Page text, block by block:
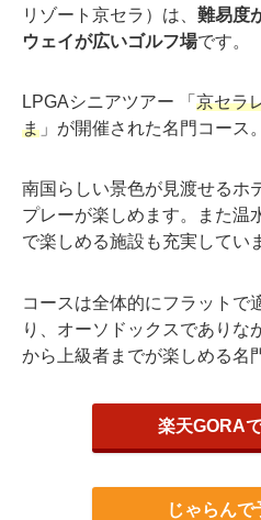
リゾート京セラ）は、 難易度
ウェイが広いゴルフ場です。
LPGAシニアツアー 「 京セラ
ま 」が開催された名門コース。
南国らしい景色が見渡せるホ
プレーが楽しめます。また温
で楽しめる施設も充実してい
コースは全体的にフラットで
り、オーソドックスでありな
から上級者までが楽しめる名
楽天GORA
じゃらんで